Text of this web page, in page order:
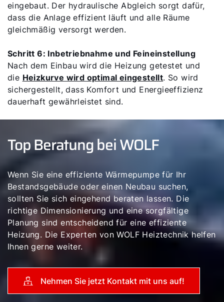
eingebaut. Der hydraulische Abgleich sorgt dafür,
dass die Anlage effizient läuft und alle Räume
gleichmäßig versorgt werden.
Schritt 6: Inbetriebnahme und Feineinstellung
Nach dem Einbau wird die Heizung getestet und
die Heizkurve wird optimal eingestellt. So wird
sichergestellt, dass Komfort und Energieeffizienz
dauerhaft gewährleistet sind.
Top Beratung bei WOLF
Wenn Sie eine effiziente Wärmepumpe für Ihr
Bestandsgebäude oder einen Neubau suchen,
sollten Sie sich eingehend beraten lassen. Die
richtige Dimensionierung und eine sorgfältige
Planung sind entscheidend für eine effiziente
Heizung. Die Experten von WOLF Heiztechnik helfen
Ihnen gerne weiter.
Nehmen Sie jetzt Kontakt mit uns auf!